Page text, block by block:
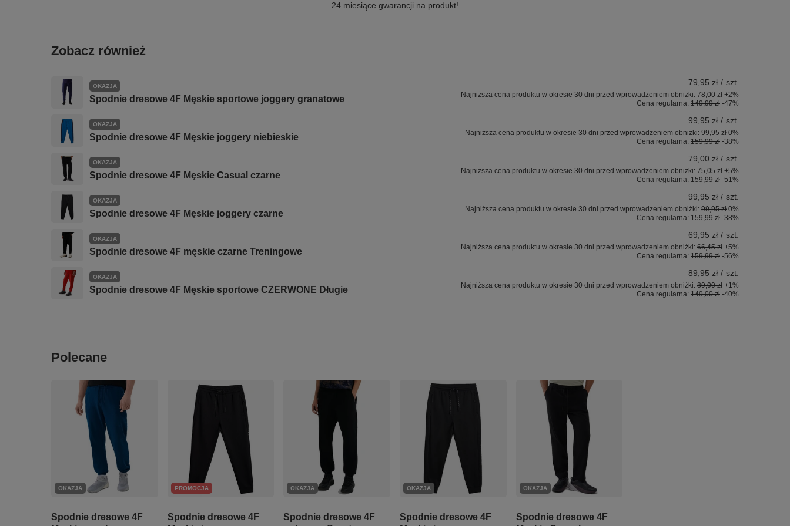
24 miesiące gwarancji na produkt!
Zobacz również
OKAZJA
Spodnie dresowe 4F Męskie sportowe joggery granatowe
79,95 zł / szt.
Najniższa cena produktu w okresie 30 dni przed wprowadzeniem obniżki: 78,00 zł +2%
Cena regularna: 149,99 zł -47%
OKAZJA
Spodnie dresowe 4F Męskie joggery niebieskie
99,95 zł / szt.
Najniższa cena produktu w okresie 30 dni przed wprowadzeniem obniżki: 99,95 zł 0%
Cena regularna: 159,99 zł -38%
OKAZJA
Spodnie dresowe 4F Męskie Casual czarne
79,00 zł / szt.
Najniższa cena produktu w okresie 30 dni przed wprowadzeniem obniżki: 75,05 zł +5%
Cena regularna: 159,99 zł -51%
OKAZJA
Spodnie dresowe 4F Męskie joggery czarne
99,95 zł / szt.
Najniższa cena produktu w okresie 30 dni przed wprowadzeniem obniżki: 99,95 zł 0%
Cena regularna: 159,99 zł -38%
OKAZJA
Spodnie dresowe 4F męskie czarne Treningowe
69,95 zł / szt.
Najniższa cena produktu w okresie 30 dni przed wprowadzeniem obniżki: 66,45 zł +5%
Cena regularna: 159,99 zł -56%
OKAZJA
Spodnie dresowe 4F Męskie sportowe CZERWONE Długie
89,95 zł / szt.
Najniższa cena produktu w okresie 30 dni przed wprowadzeniem obniżki: 89,00 zł +1%
Cena regularna: 149,00 zł -40%
Polecane
OKAZJA
Spodnie dresowe 4F
PROMOCJA
Spodnie dresowe 4F
OKAZJA
Spodnie dresowe 4F
OKAZJA
Spodnie dresowe 4F
OKAZJA
Spodnie dresowe 4F